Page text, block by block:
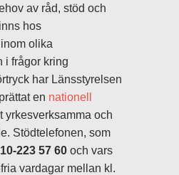
av råd, stöd och
hos
olika
i frågor kring
har Länsstyrelsen
en nationell
yrkesverksamma och
Stödtelefonen, som
223 57 60 och vars
vardagar mellan kl.